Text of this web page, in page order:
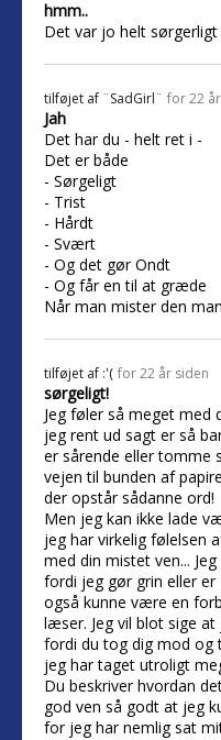
hmm..
Det var jo helt
tilføjet af ¨SadGirl¨ for 22
Jah
Det har du - helt ret i -
Det er både
- Sørgeligt
- Trist
- Hårdt
- Svært
- Og det gør Ondt
- Og får en til at græde
Når man mister den
tilføjet af :'( for 22 år siden
sørgeligt!
Jeg føler så meget
jeg rent ud sagt er så
er sårende eller tomme
vejen til bunden af
der opstår sådanne ord!
Men jeg kan ikke lade
jeg har virkelig følelsen
med din mistet ven...
fordi jeg gør grin eller
også kunne være en
læser. Jeg vil blot sige
fordi du tog dig mod og
jeg har taget utroligt
Du beskriver hvordan
god ven så godt at jeg
for jeg har nemlig sat